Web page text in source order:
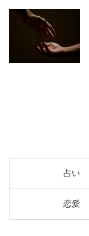
占い
恋愛